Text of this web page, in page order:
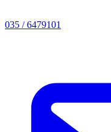
035 / 6479101